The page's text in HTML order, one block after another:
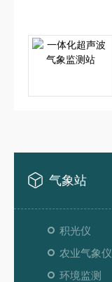
气象站
积光仪
农业气象仪
环境监测